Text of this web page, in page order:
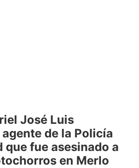
José Luis
de la Policía
que fue asesinado a
en Merlo